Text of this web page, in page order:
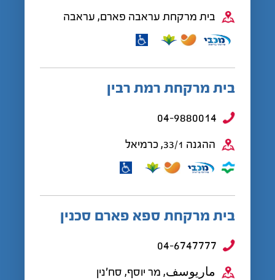
בית מרקחת עראבה פארם, עראבה
בית מרקחת רמת רבין
04-9880014
ההגנה 33/1, כרמיאל
בית מרקחת ספא פארם סכנין
04-6747777
ماريوسف, מר יוסף, סח'נין